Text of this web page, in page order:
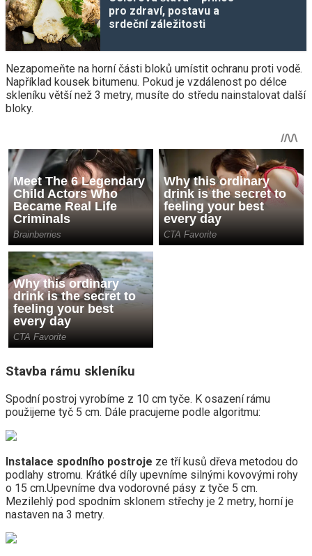
pro zdraví, postavu a
srdeční záležitosti
Nezapomeňte na horní části bloků umístit ochranu proti vodě.
Například kousek bitumenu. Pokud je vzdálenost po délce
skleníku větší než 3 metry, musíte do středu nainstalovat další
bloky.
Stavba rámu skleníku
Spodní postroj vyrobíme z 10 cm tyče. K osazení rámu
použijeme tyč 5 cm. Dále pracujeme podle algoritmu:
Instalace spodního postroje ze tří kusů dřeva metodou do
podlahy stromu. Krátké díly upevníme silnými kovovými rohy
o 15 cm.Upevníme dva vodorovné pásy z tyče 5 cm.
Mezilehlý pod spodním sklonem střechy je 2 metry, horní je
nastaven na 3 metry.